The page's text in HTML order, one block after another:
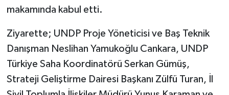
makamında kabul etti.
Ziyarette; UNDP Proje Yöneticisi ve Baş Teknik
Danışman Neslihan Yamukoğlu Cankara, UNDP
Türkiye Saha Koordinatörü Serkan Gümüş,
Strateji Geliştirme Dairesi Başkanı Zülfü Turan, İl